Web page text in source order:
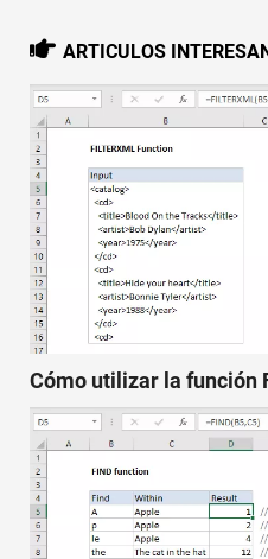
ARTICULOS
Cómo utilizar la función